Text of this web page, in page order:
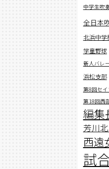
中学生吹
全日本
北浜中学
学童野球
新人バレ
浜松支部
第8回セ
第18回西
編集
芳川
西遠
試